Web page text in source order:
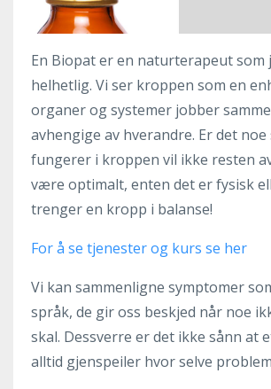
En Biopat er en naturterapeut som
helhetlig. Vi ser kroppen som en
organer og systemer jobber
avhengige av hverandre. Er det noe
fungerer i kroppen vil ikke resten
være optimalt, enten det er fysisk
trenger en kropp i balanse!
For å se tjenester og kurs se her
Vi kan sammenligne symptomer
språk, de gir oss beskjed når noe
skal. Dessverre er det ikke sånn at
alltid gjenspeiler hvor selve